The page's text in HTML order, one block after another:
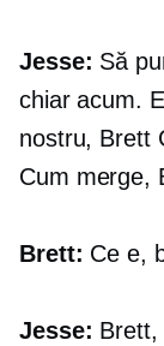
Jesse: Să
chiar acum.
nostru, Brett
Cum merge,
Brett: Ce e,
Jesse: Brett,